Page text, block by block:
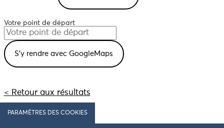
Votre point de départ
< Retour aux résultats
PARAMÈTRES DES COOKIES